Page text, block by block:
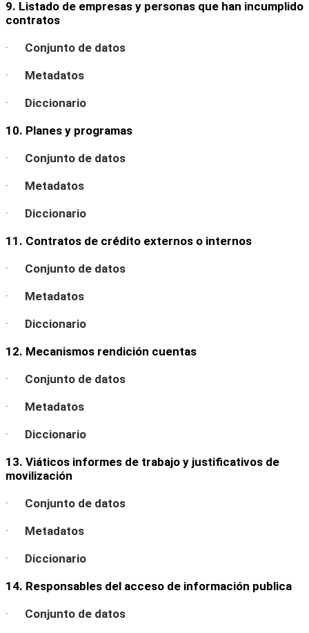
9. Listado de empresas y personas que han incumplido
contratos
· Conjunto de datos
· Metadatos
· Diccionario
10. Planes y programas
· Conjunto de datos
· Metadatos
· Diccionario
11. Contratos de crédito externos o internos
· Conjunto de datos
· Metadatos
· Diccionario
12. Mecanismos rendición cuentas
· Conjunto de datos
· Metadatos
· Diccionario
13. Viáticos informes de trabajo y justificativos de
movilización
· Conjunto de datos
· Metadatos
· Diccionario
14. Responsables del acceso de información publica
· Conjunto de datos